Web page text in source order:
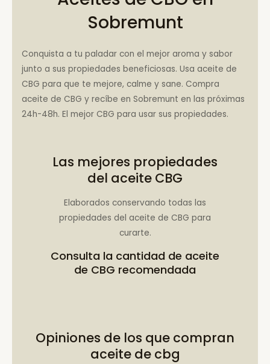
Sobremunt
Conquista a tu paladar con el mejor aroma y sabor
junto a sus propiedades beneficiosas. Usa aceite de
CBG para que te mejore, calme y sane. Compra
aceite de CBG y recíbe en Sobremunt en las próximas
24h-48h. El mejor CBG para usar sus propiedades.
Las mejores propiedades
del aceite CBG
Elaborados conservando todas las
propiedades del aceite de CBG para
curarte.
Consulta la cantidad de aceite
de CBG recomendada
Opiniones de los que compran
aceite de cbg